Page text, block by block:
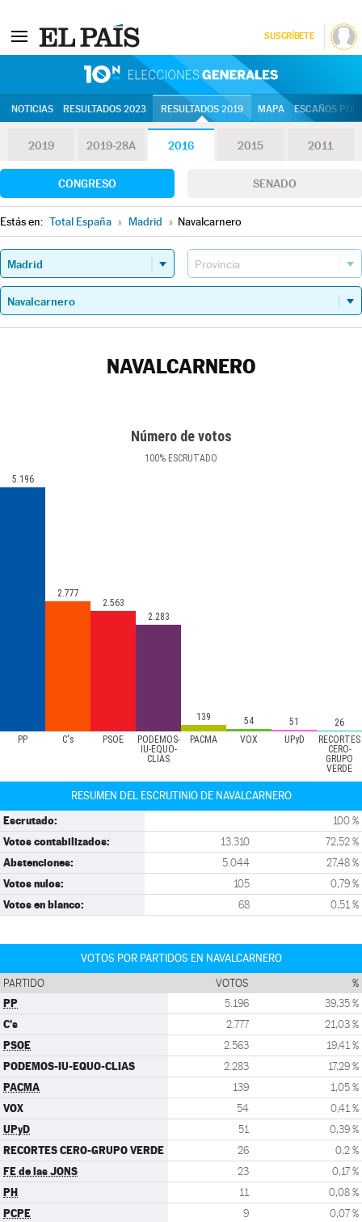
SUSCRÍBETE
NOTICIAS RESULTADOS 2023 RESULTADOS 2019 MAPA ESCAÑOS
2019 2019-28A 2016 2015 2011
CONGRESO SENADO
Estás en: Total España » Madrid » Navalcarnero
NAVALCARNERO
Número de votos
100% ESCRUTADO
PP C's PSOE
PODEMOS-
IU-EQUO-
CLIAS
PACMA VOX UPyD
RECORTES
CERO-
GRUPO
VERDE
5.196
2.777
2.563
2.283
139 54 51 26
RESUMEN DEL ESCRUTINIO DE NAVALCARNERO
Escrutado: 100 %
Votos contabilizados: 13.310 72,52 %
Abstenciones: 5.044 27,48 %
Votos nulos: 105 0,79 %
Votos en blanco: 68 0,51 %
VOTOS POR PARTIDOS EN NAVALCARNERO
PARTIDO VOTOS %
PP 5.196 39,35 %
C's 2.777 21,03 %
PSOE 2.563 19,41 %
PODEMOS-IU-EQUO-CLIAS 2.283 17,29 %
PACMA 139 1,05 %
VOX 54 0,41 %
UPyD 51 0,39 %
RECORTES CERO-GRUPO VERDE 26 0,2 %
FE de las JONS 23 0,17 %
PH 11 0,08 %
PCPE 9 0,07 %